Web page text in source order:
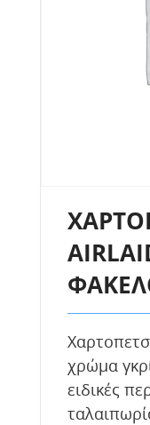
χρώμα
ειδικές